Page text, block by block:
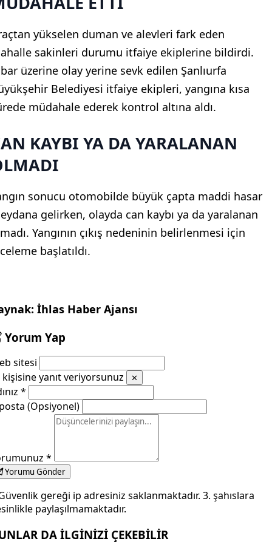
yükselen duman ve alevleri fark eden
sakinleri durumu itfaiye ekiplerine bildirdi.
üzerine olay yerine sevk edilen Şanlıurfa
Belediyesi itfaiye ekipleri, yangına kısa
müdahale ederek kontrol altına aldı.
KAYBI YA DA YARALANAN
sonucu otomobilde büyük çapta maddi hasar
gelirken, olayda can kaybı ya da yaralanan
Yangının çıkış nedeninin belirlenmesi için
başlatıldı.
İhlas Haber Ajansı
Yorum Yap
sitesi
kişisine yanıt veriyorsunuz
✕
*
(Opsiyonel)
*
Yorumu Gönder
gereği ip adresiniz saklanmaktadır. 3. şahıslara
paylaşılmamaktadır.
DA İLGİNİZİ ÇEKEBİLİR